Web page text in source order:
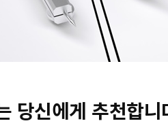
당신에게 추천합